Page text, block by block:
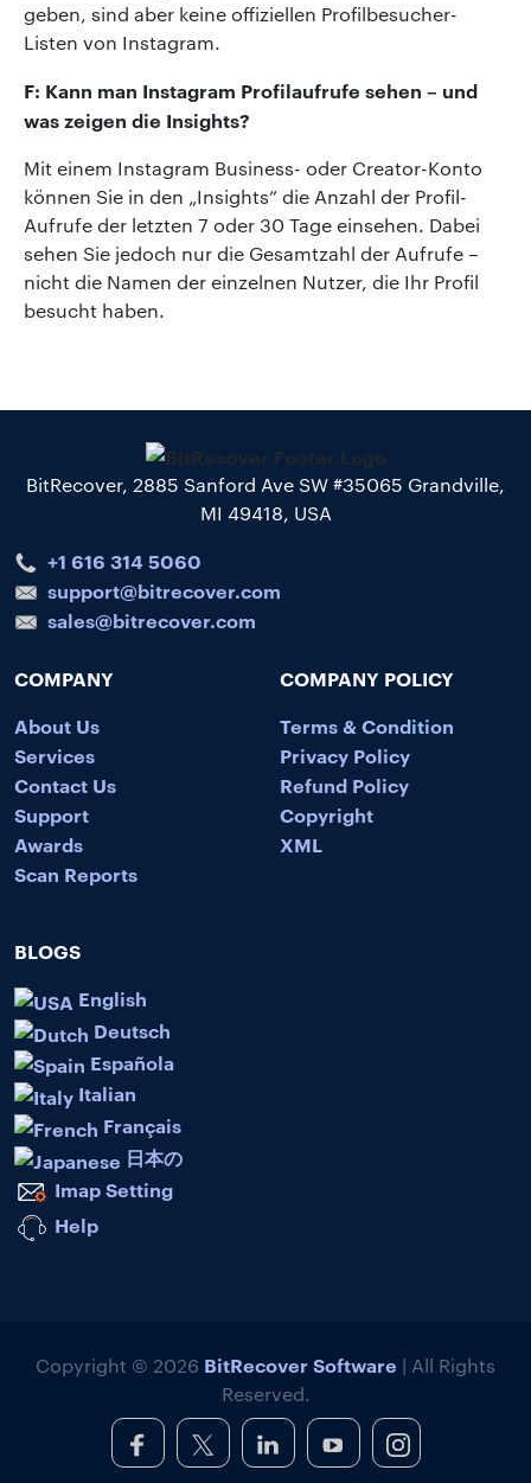
geben, sind aber keine offiziellen Profilbesucher-
Listen von Instagram.
F: Kann man Instagram Profilaufrufe sehen – und
was zeigen die Insights?
Mit einem Instagram Business- oder Creator-Konto
können Sie in den „Insights” die Anzahl der Profil-
Aufrufe der letzten 7 oder 30 Tage einsehen. Dabei
sehen Sie jedoch nur die Gesamtzahl der Aufrufe –
nicht die Namen der einzelnen Nutzer, die Ihr Profil
besucht haben.
BitRecover, 2885 Sanford Ave SW #35065 Grandville,
MI 49418, USA
+1 616 314 5060
support@bitrecover.com
sales@bitrecover.com
COMPANY
About Us
Services
Contact Us
Support
Awards
Scan Reports
COMPANY POLICY
Terms & Condition
Privacy Policy
Refund Policy
Copyright
XML
BLOGS
English
Deutsch
Española
Italian
Français
日本の
Imap Setting
Help
Copyright © 2026 BitRecover Software | All Rights
Reserved.